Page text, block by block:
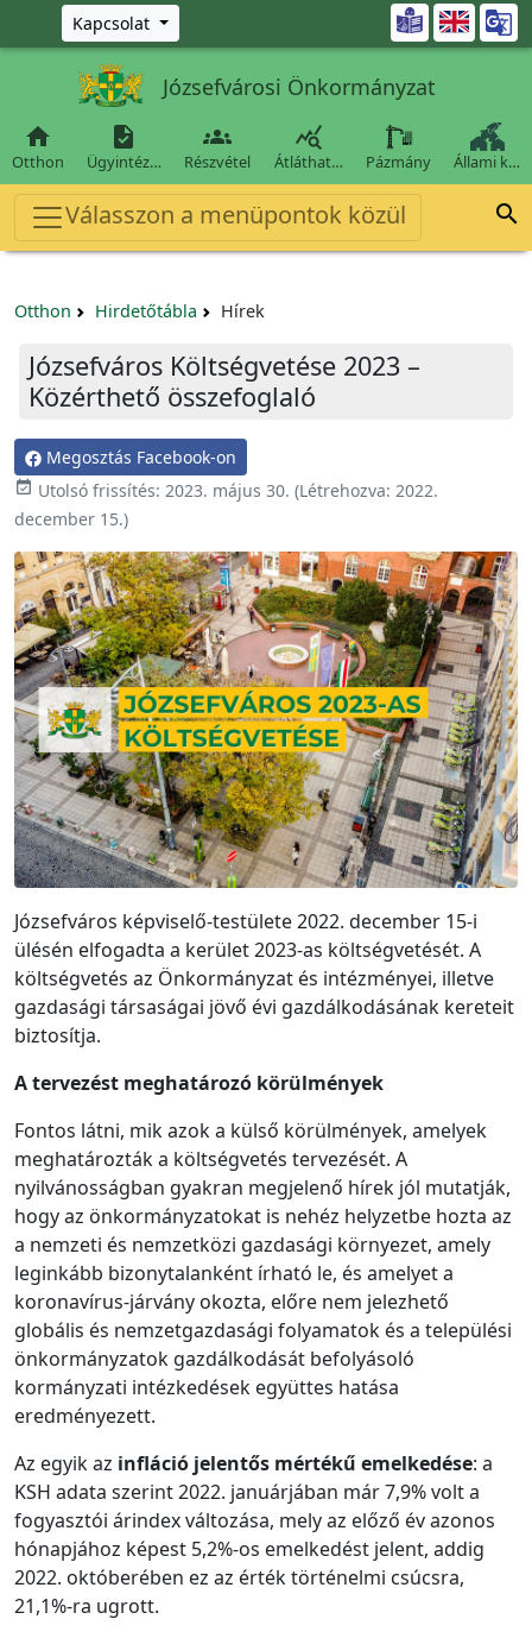
Ugrás a fő tartalomra
Kapcsolat 
Józsefvárosi Önkormányzat

Otthon

Ügyintéz…

Részvétel

Átláthat… Pázmány Állami k…
Válasszon a menüpontok közül 
Otthon Hirdetőtábla Hírek
Józsefváros Költségvetése 2023 –
Közérthető összefoglaló
Megosztás Facebook-on
 Utolsó frissítés: 2023. május 30. (Létrehozva: 2022.
december 15.)
Józsefváros képviselő-testülete 2022. december 15-i
ülésén elfogadta a kerület 2023-as költségvetését. A
költségvetés az Önkormányzat és intézményei, illetve
gazdasági társaságai jövő évi gazdálkodásának kereteit
biztosítja.
A tervezést meghatározó körülmények
Fontos látni, mik azok a külső körülmények, amelyek
meghatározták a költségvetés tervezését. A
nyilvánosságban gyakran megjelenő hírek jól mutatják,
hogy az önkormányzatokat is nehéz helyzetbe hozta az
a nemzeti és nemzetközi gazdasági környezet, amely
leginkább bizonytalanként írható le, és amelyet a
koronavírus-járvány okozta, előre nem jelezhető
globális és nemzetgazdasági folyamatok és a települési
önkormányzatok gazdálkodását befolyásoló
kormányzati intézkedések együttes hatása
eredményezett.
Az egyik az infláció jelentős mértékű emelkedése: a
KSH adata szerint 2022. januárjában már 7,9% volt a
fogyasztói árindex változása, mely az előző év azonos
hónapjához képest 5,2%-os emelkedést jelent, addig
2022. októberében ez az érték történelmi csúcsra,
21,1%-ra ugrott.